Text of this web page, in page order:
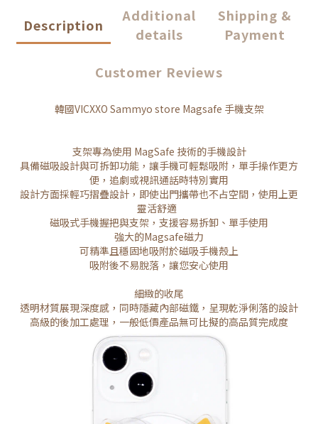
Description
Additional
details
Shipping &
Payment
Customer Reviews
韓國VICXXO Sammyo store Magsafe 手機支架
支架專為使用 MagSafe 技術的手機設計
具備磁吸設計與可拆卸功能，讓手機可輕鬆吸附，單手操作更方
便，追劇或視訊通話時特別實用
設計方面採輕巧摺疊設計，即使出門攜帶也不占空間，使用上更
靈活舒適
磁吸式手機握把與支架，支援容易拆卸、單手使用
強大的Magsafe磁力
可精準且穩固地吸附於磁吸手機殼上
吸附後不易脫落，讓您安心使用
細緻的收尾
透明材質展現深度感，同時隱藏內部磁鐵，呈現乾淨俐落的設計
高級的後加工處理，一般低價產品無可比擬的高品質完成度